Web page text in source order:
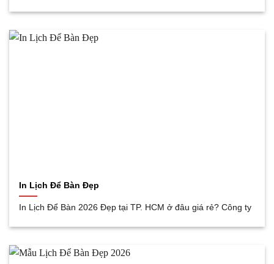
In Lịch Để Bàn Đẹp
In Lịch Để Bàn 2026 Đẹp tại TP. HCM ở đâu giá rẻ? Công ty